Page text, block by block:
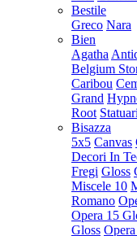
Bestile
Greco Nara
Bien
Agatha
Belgium
Caribou
Grand
Root
Bisazza
5x5 Canvas
Decori In
Fregi Gloss
Miscele 10
Romano
Opera 15
Gloss